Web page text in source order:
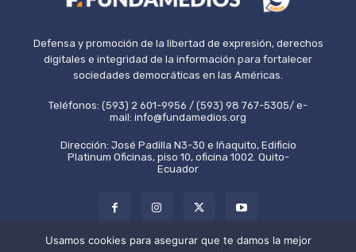
Defensa y promoción de la libertad de expresión, derechos
digitales e integridad de la información para fortalecer
sociedades democráticas en las Américas.
Teléfonos: (593) 2 601-9956 / (593) 98 767-5305/ e-
mail: info@fundamedios.org
Dirección: José Padilla N3-30 e Iñaquito, Edificio
Platinum Oficinas, piso 10, oficina 1002. Quito-
Ecuador
Usamos cookies para asegurar que te damos la mejor